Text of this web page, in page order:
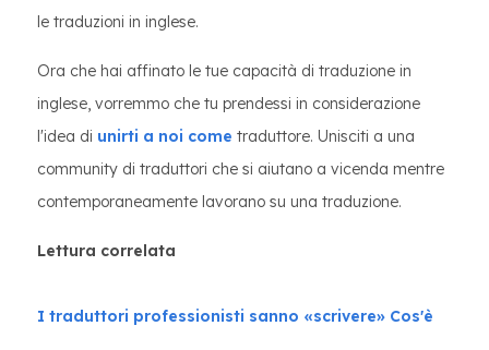
le traduzioni in inglese.
Ora che hai affinato le tue capacità di traduzione in
inglese, vorremmo che tu prendessi in considerazione
l'idea di unirti a noi come traduttore. Unisciti a una
community di traduttori che si aiutano a vicenda mentre
contemporaneamente lavorano su una traduzione.
Lettura correlata
I traduttori professionisti sanno «scrivere» Cos'è